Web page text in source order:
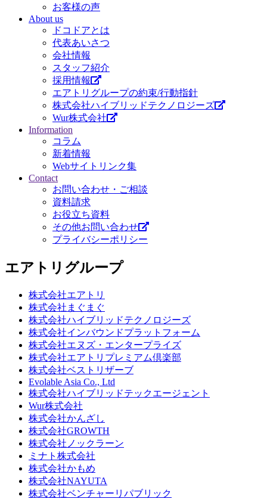
お客様の声
About us
ドコドアとは
代表あいさつ
会社情報
スタッフ紹介
採用情報
エアトリグループの約束/行動指針
株式会社ハイブリッドテクノロジーズ
Wur株式会社
Information
コラム
新着情報
Webサイトリンク集
Contact
お問い合わせ・ご相談
資料請求
お役立ち資料
その他お問い合わせ
プライバシーポリシー
エアトリグループ
株式会社エアトリ
株式会社まぐまぐ
株式会社ハイブリッドテクノロジーズ
株式会社インバウンドプラットフォーム
株式会社エヌズ・エンタープライズ
株式会社エアトリプレミアム倶楽部
株式会社ベストリザーブ
Evolable Asia Co., Ltd
株式会社ハイブリッドテックエージェント
Wur株式会社
株式会社かんざし
株式会社GROWTH
株式会社ノックラーン
ミナト株式会社
株式会社かもめ
株式会社NAYUTA
株式会社ベンチャーリパブリック